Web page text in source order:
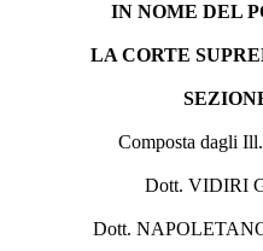
IN NOME DEL
LA CORTE
Composta dagli
Dott. VIDIRI
Dott.